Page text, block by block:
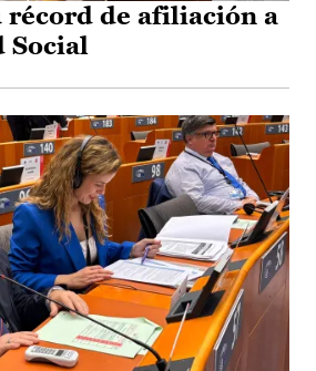
récord de afiliación a
Social